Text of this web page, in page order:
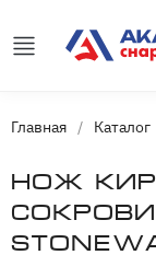
Главная / Каталог
Нож